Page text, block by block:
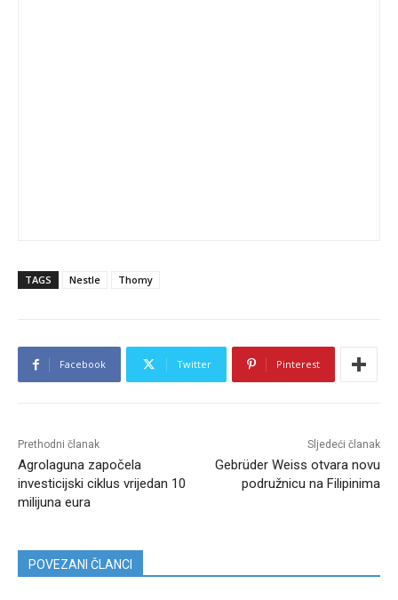
TAGS Nestle Thomy
Facebook Twitter Pinterest
Prethodni članak
Agrolaguna započela
investicijski ciklus vrijedan 10
milijuna eura
Sljedeći članak
Gebrüder Weiss otvara novu
podružnicu na Filipinima
POVEZANI ČLANCI